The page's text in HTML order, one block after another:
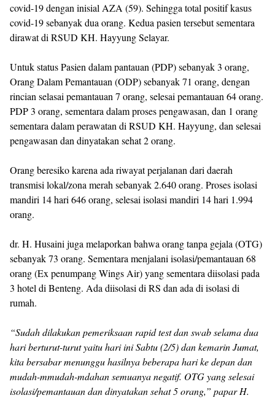
covid-19 dengan inisial AZA (59). Sehingga total positif kasus
covid-19 sebanyak dua orang. Kedua pasien tersebut sementara
dirawat di RSUD KH. Hayyung Selayar.
Untuk status Pasien dalam pantauan (PDP) sebanyak 3 orang,
Orang Dalam Pemantauan (ODP) sebanyak 71 orang, dengan
rincian selasai pemantauan 7 orang, selesai pemantauan 64 orang.
PDP 3 orang, sementara dalam proses pengawasan, dan 1 orang
sementara dalam perawatan di RSUD KH. Hayyung, dan selesai
pengawasan dan dinyatakan sehat 2 orang.
Orang beresiko karena ada riwayat perjalanan dari daerah
transmisi lokal/zona merah sebanyak 2.640 orang. Proses isolasi
mandiri 14 hari 646 orang, selesai isolasi mandiri 14 hari 1.994
orang.
dr. H. Husaini juga melaporkan bahwa orang tanpa gejala (OTG)
sebanyak 73 orang. Sementara menjalani isolasi/pemantauan 68
orang (Ex penumpang Wings Air) yang sementara diisolasi pada
3 hotel di Benteng. Ada diisolasi di RS dan ada di isolasi di
rumah.
“Sudah dilakukan pemeriksaan rapid test dan swab selama dua
hari berturut-turut yaitu hari ini Sabtu (2/5) dan kemarin Jumat,
kita bersabar menunggu hasilnya beberapa hari ke depan dan
mudah-mmudah-mdahan semuanya negatif. OTG yang selesai
isolasi/pemantauan dan dinyatakan sehat 5 orang,” papar H.